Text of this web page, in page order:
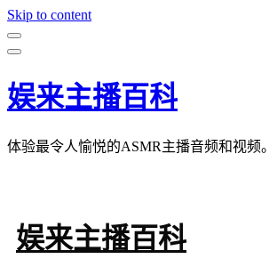
Skip to content
娱来主播百科
体验最令人愉悦的ASMR主播音频和视频。
娱来主播百科